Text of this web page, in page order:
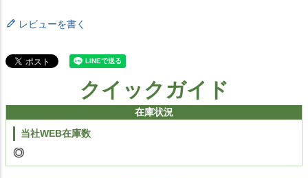
レビューを書く
クイックガイド
在庫状況
当社WEB在庫数